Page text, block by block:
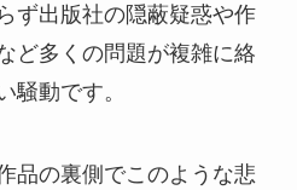
ず出版社の隠蔽疑惑や作
ど多くの問題が複雑に絡
騒動です。
品の裏側でこのような悲